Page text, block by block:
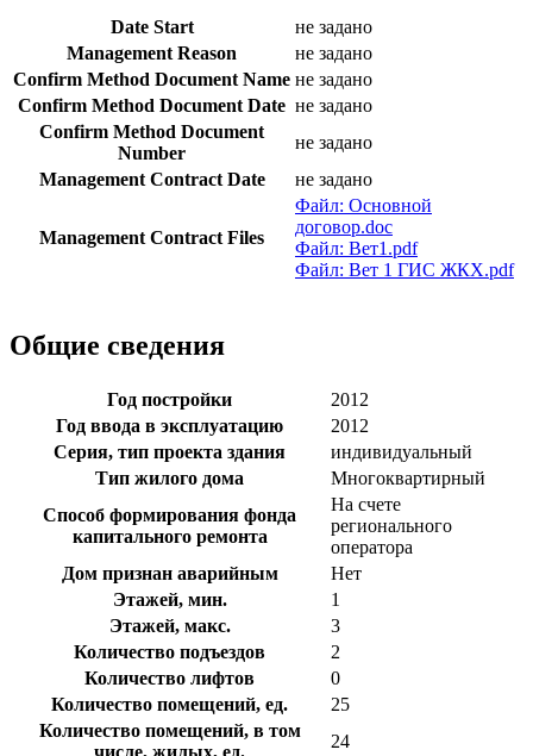
Date Start
не задано
Management Reason
не задано
Confirm Method Document Name не задано
Confirm Method Document Date не задано
Confirm Method Document
Number
не задано
Management Contract Date
не задано
Management Contract Files
Файл: Основной
договор.doc
Файл: Вет1.pdf
Файл: Вет 1 ГИС ЖКХ.pdf
Общие сведения
Год постройки
2012
Год ввода в эксплуатацию
2012
Серия, тип проекта здания
индивидуальный
Тип жилого дома
Многоквартирный
Способ формирования фонда
капитального ремонта
На счете
регионального
оператора
Дом признан аварийным
Нет
Этажей, мин.
1
Этажей, макс.
3
Количество подъездов
2
Количество лифтов
0
Количество помещений, ед.
25
Количество помещений, в том
числе, жилых, ед.
24